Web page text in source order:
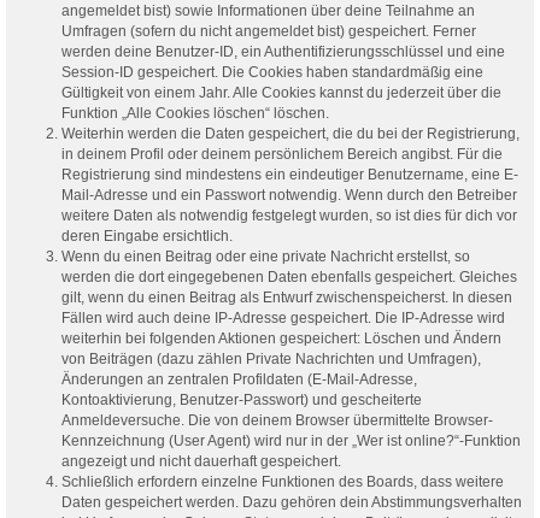
angemeldet bist) sowie Informationen über deine Teilnahme an
Umfragen (sofern du nicht angemeldet bist) gespeichert. Ferner
werden deine Benutzer-ID, ein Authentifizierungsschlüssel und eine
Session-ID gespeichert. Die Cookies haben standardmäßig eine
Gültigkeit von einem Jahr. Alle Cookies kannst du jederzeit über die
Funktion „Alle Cookies löschen“ löschen.
Weiterhin werden die Daten gespeichert, die du bei der Registrierung,
in deinem Profil oder deinem persönlichem Bereich angibst. Für die
Registrierung sind mindestens ein eindeutiger Benutzername, eine E-
Mail-Adresse und ein Passwort notwendig. Wenn durch den Betreiber
weitere Daten als notwendig festgelegt wurden, so ist dies für dich vor
deren Eingabe ersichtlich.
Wenn du einen Beitrag oder eine private Nachricht erstellst, so
werden die dort eingegebenen Daten ebenfalls gespeichert. Gleiches
gilt, wenn du einen Beitrag als Entwurf zwischenspeicherst. In diesen
Fällen wird auch deine IP-Adresse gespeichert. Die IP-Adresse wird
weiterhin bei folgenden Aktionen gespeichert: Löschen und Ändern
von Beiträgen (dazu zählen Private Nachrichten und Umfragen),
Änderungen an zentralen Profildaten (E-Mail-Adresse,
Kontoaktivierung, Benutzer-Passwort) und gescheiterte
Anmeldeversuche. Die von deinem Browser übermittelte Browser-
Kennzeichnung (User Agent) wird nur in der „Wer ist online?“-Funktion
angezeigt und nicht dauerhaft gespeichert.
Schließlich erfordern einzelne Funktionen des Boards, dass weitere
Daten gespeichert werden. Dazu gehören dein Abstimmungsverhalten